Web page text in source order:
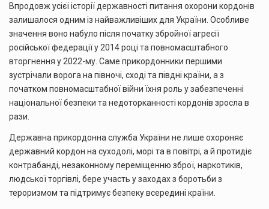
Впродовж усієї історії державності питання охорони кордонів
залишалося одним із найважливіших для України. Особливе
значення воно набуло після початку збройної агресії
російської федерації у 2014 році та повномасштабного
вторгнення у 2022-му. Саме прикордонники першими
зустрічали ворога на півночі, сході та півдні країни, а з
початком повномасштабної війни їхня роль у забезпеченні
національної безпеки та недоторканності кордонів зросла в
рази.
Державна прикордонна служба України не лише охороняє
державний кордон на суходолі, морі та в повітрі, а й протидіє
контрабанді, незаконному переміщенню зброї, наркотиків,
людської торгівлі, бере участь у заходах з боротьби з
тероризмом та підтримує безпеку всередині країни.